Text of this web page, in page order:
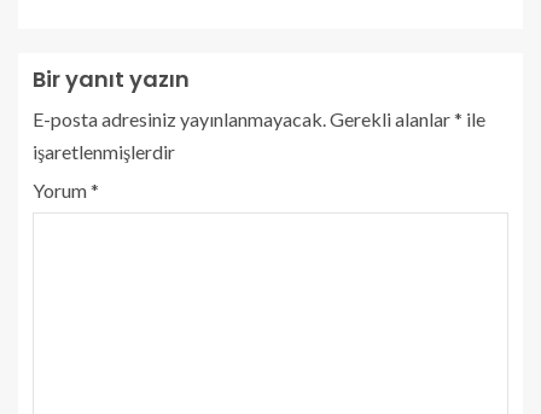
Bir yanıt yazın
E-posta adresiniz yayınlanmayacak.Gerekli alanlar* ile
işaretlenmişlerdir
Yorum*